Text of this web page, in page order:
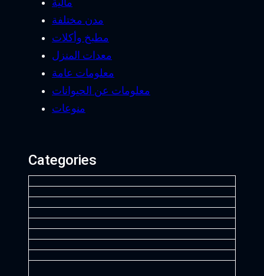
مدن مختلفة
مطبخ وأكلات
معدات المنزل
معلومات عامة
معلومات عن الحيوانات
منوعات
Categories